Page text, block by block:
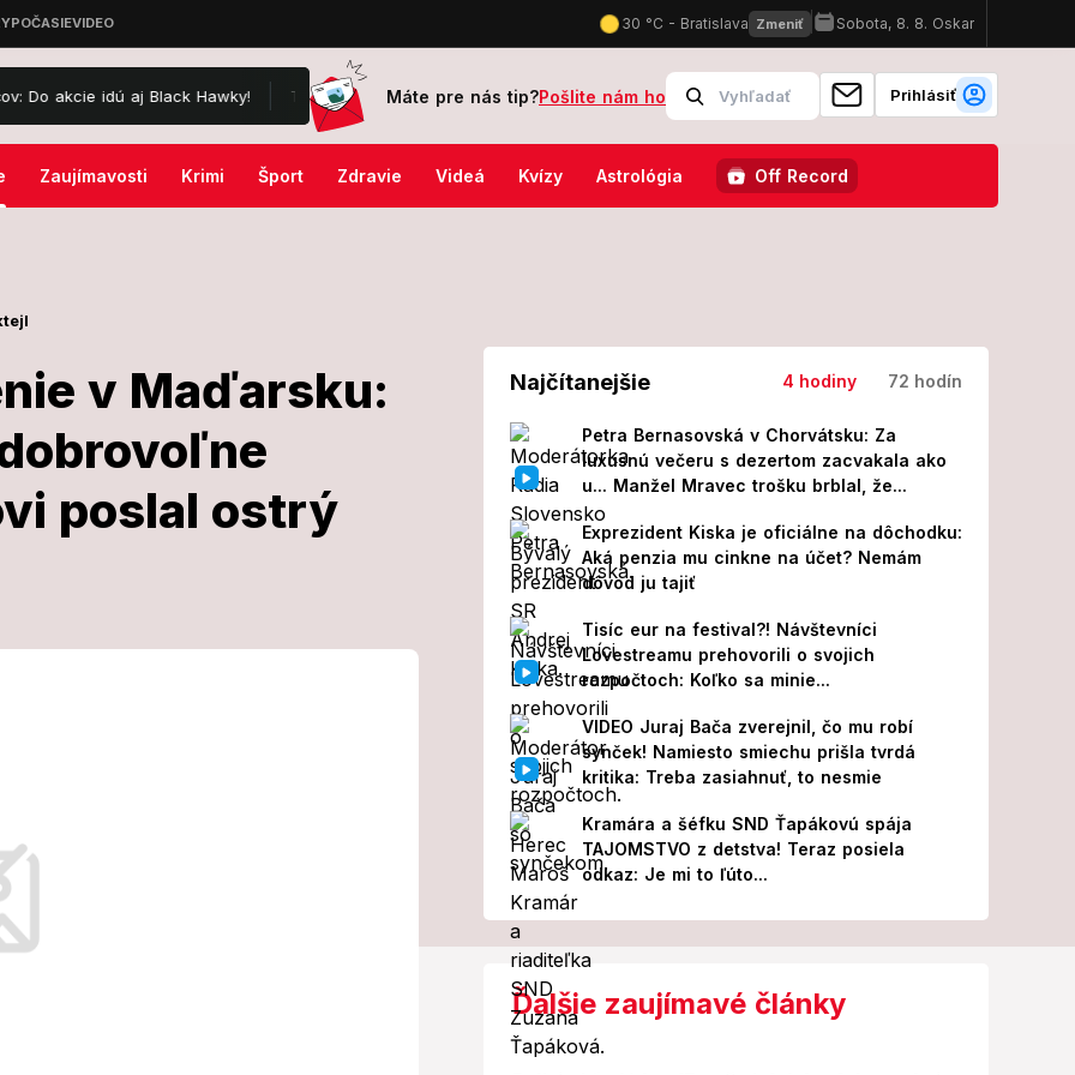
aj Black Hawky! Takéto tehotenské FOTO ste ešte NEVIDELI: Manželka Jána Ďurovčíka ukázala bruško! Žiadny gýč, ale...
Máte pre nás tip?Pošlite nám ho Prihlásiť
Zaujímavosti Krimi Šport Zdravie Videá Kvízy Astrológia Off Record
v Maďarsku:
poslal ostrý
v
Najčítanejšie 4 hodiny 72 hodín
Petra Bernasovská v Chorvátsku: Za
luxusnú večeru s dezertom zacvakala ako
u... Manžel Mravec trošku brblal, že...
Exprezident Kiska je oficiálne na dôchodku:
Aká penzia mu cinkne na účet? Nemám
dôvod ju tajiť
Tisíc eur na festival?! Návštevníci
Lovestreamu prehovorili o svojich
rozpočtoch: Koľko sa minie...
VIDEO Juraj Bača zverejnil, čo mu robí
synček! Namiesto smiechu prišla tvrdá
kritika: Treba zasiahnuť, to nesmie
Kramára a šéfku SND Ťapákovú spája
TAJOMSTVO z detstva! Teraz posiela
odkaz: Je mi to ľúto...
Ďalšie zaujímavé články